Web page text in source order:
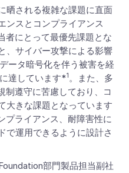
晒される複雑な課題に直面
ンスとコンプライアンス
者にとって最優先課題とな
、サイバー攻撃による影響
ータ暗号化を伴う被害を経
達しています*1。また、多
制遵守に苦慮しており、コ
大きな課題となっています
プライアンス、耐障害性に
で運用できるように設計さ
部門製品担当副社